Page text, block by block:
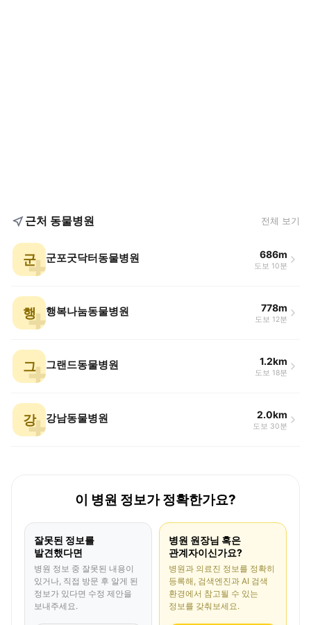
근처 동물병원 전체 보기
군 군포굿닥터동물병원 686m
도보 10분
행 행복나눔동물병원 778m
도보 12분
그 그랜드동물병원 1.2km
도보 18분
강 강남동물병원 2.0km
도보 30분
이 병원 정보가 정확한가요?
잘못된 정보를
발견했다면
병원 정보 중 잘못된 내용이
있거나, 직접 방문 후 알게 된
정보가 있다면 수정 제안을
보내주세요.
병원 원장님 혹은
관계자이신가요?
병원과 의료진 정보를 정확히
등록해, 검색엔진과 AI 검색
환경에서 참고될 수 있는
정보를 갖춰보세요.